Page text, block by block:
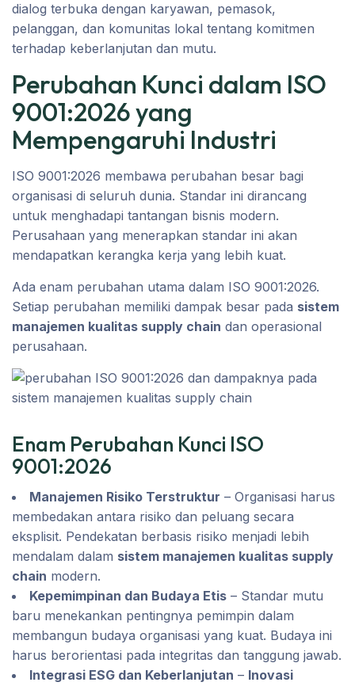
dialog terbuka dengan karyawan, pemasok,
pelanggan, dan komunitas lokal tentang komitmen
terhadap keberlanjutan dan mutu.
Perubahan Kunci dalam ISO
9001:2026 yang
Mempengaruhi Industri
ISO 9001:2026 membawa perubahan besar bagi
organisasi di seluruh dunia. Standar ini dirancang
untuk menghadapi tantangan bisnis modern.
Perusahaan yang menerapkan standar ini akan
mendapatkan kerangka kerja yang lebih kuat.
Ada enam perubahan utama dalam ISO 9001:2026.
Setiap perubahan memiliki dampak besar pada sistem
manajemen kualitas supply chain dan operasional
perusahaan.
Enam Perubahan Kunci ISO
9001:2026
Manajemen Risiko Terstruktur – Organisasi harus
membedakan antara risiko dan peluang secara
eksplisit. Pendekatan berbasis risiko menjadi lebih
mendalam dalam sistem manajemen kualitas supply
chain modern.
Kepemimpinan dan Budaya Etis – Standar mutu
baru menekankan pentingnya pemimpin dalam
membangun budaya organisasi yang kuat. Budaya ini
harus berorientasi pada integritas dan tanggung jawab.
Integrasi ESG dan Keberlanjutan – Inovasi